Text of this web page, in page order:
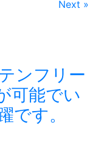
Next »
ンフリー
可能でい
です。